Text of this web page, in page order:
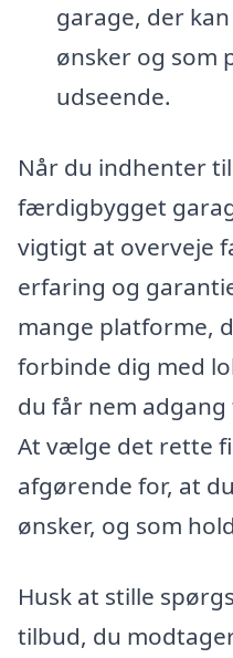
garage, der
ønsker og som
udseende.
Når du indhenter
færdigbygget
vigtigt at overveje
erfaring og
mange platforme,
forbinde dig med
du får nem
At vælge det rette
afgørende for, at
ønsker, og som
Husk at stille
tilbud, du